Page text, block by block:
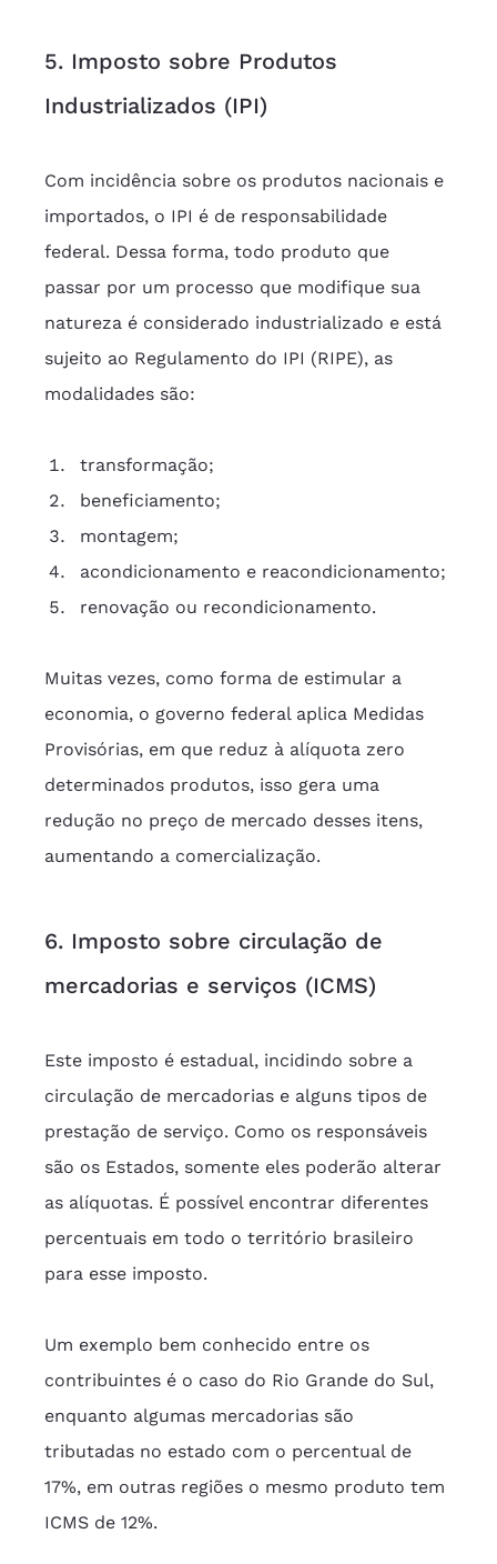
5. Imposto sobre Produtos
Industrializados (IPI)
Com incidência sobre os produtos nacionais e
importados, o IPI é de responsabilidade
federal. Dessa forma, todo produto que
passar por um processo que modifique sua
natureza é considerado industrializado e está
sujeito ao Regulamento do IPI (RIPE), as
modalidades são:
transformação;
beneficiamento;
montagem;
acondicionamento e reacondicionamento;
renovação ou recondicionamento.
Muitas vezes, como forma de estimular a
economia, o governo federal aplica Medidas
Provisórias, em que reduz à alíquota zero
determinados produtos, isso gera uma
redução no preço de mercado desses itens,
aumentando a comercialização.
6. Imposto sobre circulação de
mercadorias e serviços (ICMS)
Este imposto é estadual, incidindo sobre a
circulação de mercadorias e alguns tipos de
prestação de serviço. Como os responsáveis
são os Estados, somente eles poderão alterar
as alíquotas. É possível encontrar diferentes
percentuais em todo o território brasileiro
para esse imposto.
Um exemplo bem conhecido entre os
contribuintes é o caso do Rio Grande do Sul,
enquanto algumas mercadorias são
tributadas no estado com o percentual de
17%, em outras regiões o mesmo produto tem
ICMS de 12%.